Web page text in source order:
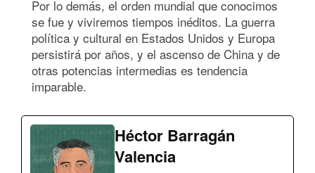
Por lo demás, el orden mundial que conocimos
se fue y viviremos tiempos inéditos. La guerra
política y cultural en Estados Unidos y Europa
persistirá por años, y el ascenso de China y de
otras potencias intermedias es tendencia
imparable.
Héctor Barragán
Valencia